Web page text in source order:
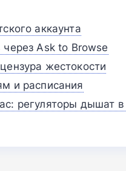
аккаунта
Ask to Browse
жестокости
и расписания
регуляторы дышат в